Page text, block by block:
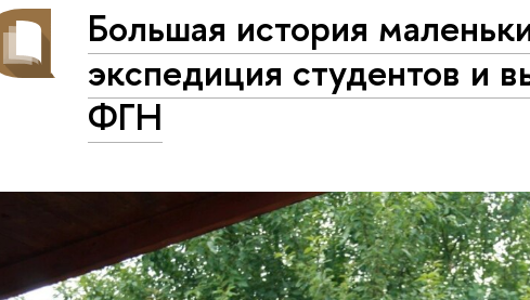
Большая история
экспедиция студентов и
ФГН